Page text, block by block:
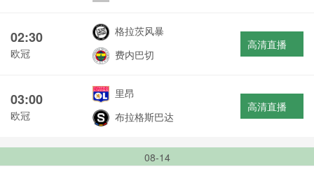
02:30
欧冠
格拉茨风暴
费内巴切
高清直播
03:00
欧冠
里昂
布拉格斯巴达
高清直播
08-14